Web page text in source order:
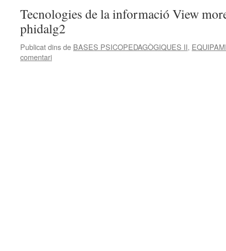
Tecnologies de la informació View
phidalg2
Publicat dins de BASES PSICOPEDAGÒGIQUES II,
comentari